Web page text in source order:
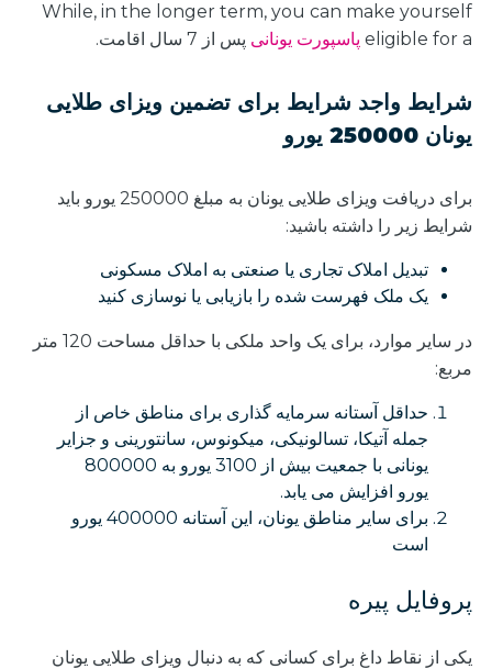
While, in the longer term, you can make yourself
eligible for a پاسپورت یونانی پس از 7 سال اقامت.
شرایط واجد شرایط برای تضمین ویزای طلایی
یونان 250000 یورو
برای دریافت ویزای طلایی یونان به مبلغ 250000 یورو باید
شرایط زیر را داشته باشید:
تبدیل املاک تجاری یا صنعتی به املاک مسکونی
یک ملک فهرست شده را بازیابی یا نوسازی کنید
در سایر موارد، برای یک واحد ملکی با حداقل مساحت 120 متر
مربع:
حداقل آستانه سرمایه گذاری برای مناطق خاص از
جمله آتیکا، تسالونیکی، میکونوس، سانتورینی و جزایر
یونانی با جمعیت بیش از 3100 یورو به 800000
یورو افزایش می یابد.
برای سایر مناطق یونان، این آستانه 400000 یورو
است
پروفایل پیره
یکی از نقاط داغ برای کسانی که به دنبال ویزای طلایی یونان